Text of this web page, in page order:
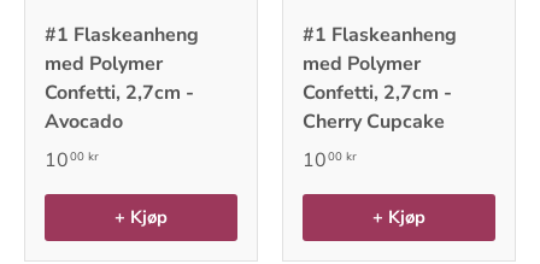
#1 Flaskeanheng
med Polymer
Confetti, 2,7cm -
Avocado
1000 kr
+ Kjøp
#1 Flaskeanheng
med Polymer
Confetti, 2,7cm -
Cherry Cupcake
1000 kr
+ Kjøp